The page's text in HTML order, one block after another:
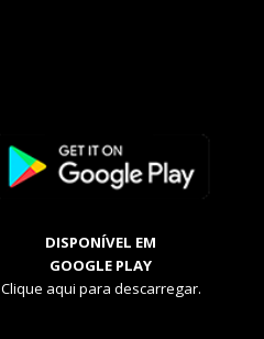
DISPONÍVEL EM
GOOGLE PLAY
Clique aqui para descarregar.